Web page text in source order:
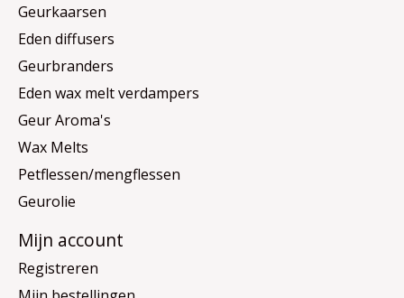
Geurkaarsen
Eden diffusers
Geurbranders
Eden wax melt verdampers
Geur Aroma's
Wax Melts
Petflessen/mengflessen
Geurolie
Mijn account
Registreren